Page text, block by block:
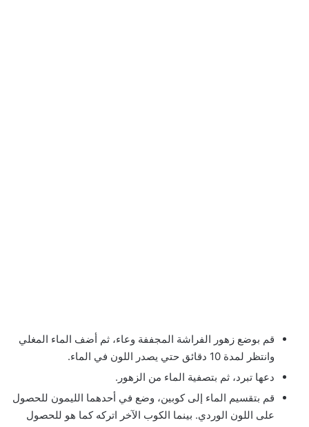
قم بوضع زهور الفراشة المجففة وعاء، ثم أضف الماء المغلي
وانتظر لمدة 10 دقائق حتي يصدر اللون في الماء.
دعها تبرد، ثم بتصفية الماء من الزهور.
قم بتقسيم الماء إلى كوبين، وضع في أحدهما الليمون للحصول
على اللون الوردي. بينما الكوب الآخر اتركه كما هو للحصول